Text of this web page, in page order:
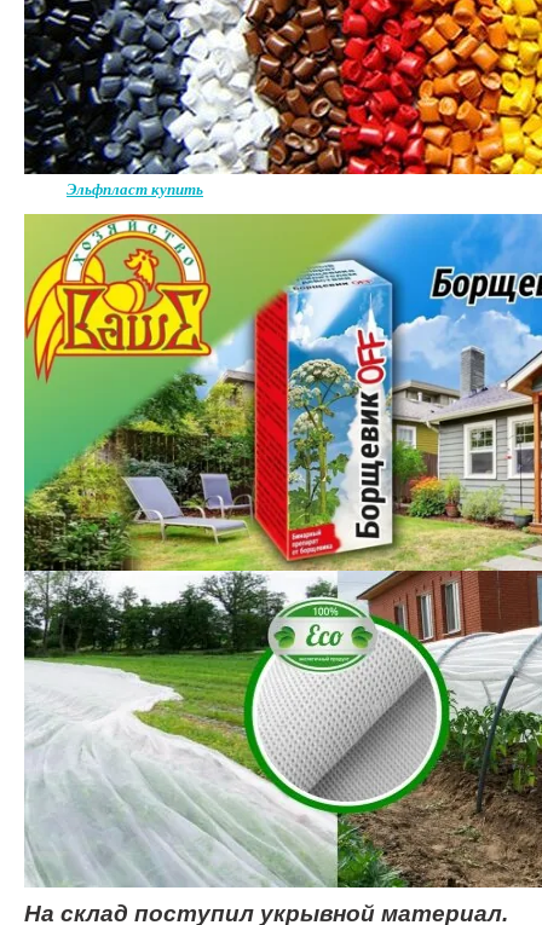
Эльфпласт купить
На склад поступил укрывной материал.